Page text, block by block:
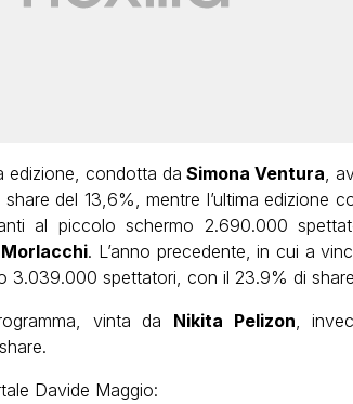
edizione, condotta da Simona Ventura,
del 13,6%, mentre l’ultima edizione
al piccolo schermo 2.690.000
. L’anno precedente, in cui a
3.039.000 spettatori, con il 23.9% di
vinta da Nikita Pelizon,
Davide Maggio: